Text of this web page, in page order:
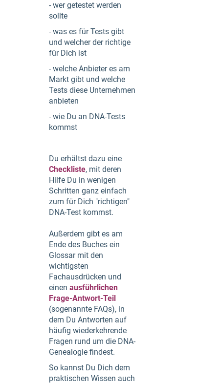
- wer getestet werden
sollte
- was es für Tests gibt
und welcher der richtige
für Dich ist
- welche Anbieter es am
Markt gibt und welche
Tests diese Unternehmen
anbieten
- wie Du an DNA-Tests
kommst
Du erhältst dazu eine
Checkliste, mit deren
Hilfe Du in wenigen
Schritten ganz einfach
zum für Dich "richtigen"
DNA-Test kommst.
Außerdem gibt es am
Ende des Buches ein
Glossar mit den
wichtigsten
Fachausdrücken und
einen ausführlichen
Frage-Antwort-Teil
(sogenannte FAQs), in
dem Du Antworten auf
häufig wiederkehrende
Fragen rund um die DNA-
Genealogie findest.
So kannst Du Dich dem
praktischen Wissen auch